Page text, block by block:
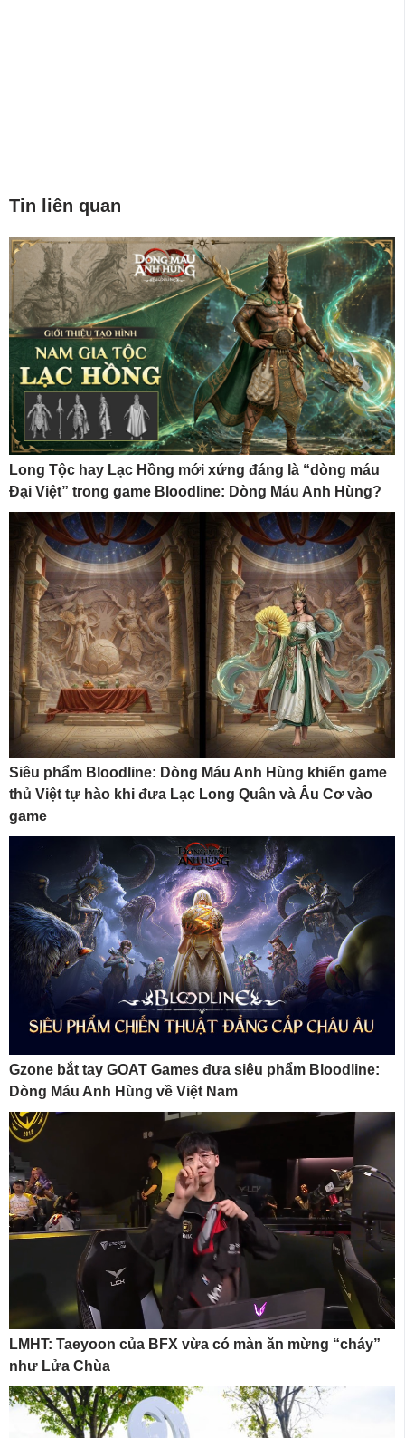
Tin liên quan
Long Tộc hay Lạc Hồng mới xứng đáng là “dòng máu
Đại Việt” trong game Bloodline: Dòng Máu Anh Hùng?
Siêu phẩm Bloodline: Dòng Máu Anh Hùng khiến game
thủ Việt tự hào khi đưa Lạc Long Quân và Âu Cơ vào
game
Gzone bắt tay GOAT Games đưa siêu phẩm Bloodline:
Dòng Máu Anh Hùng về Việt Nam
LMHT: Taeyoon của BFX vừa có màn ăn mừng “cháy”
như Lửa Chùa